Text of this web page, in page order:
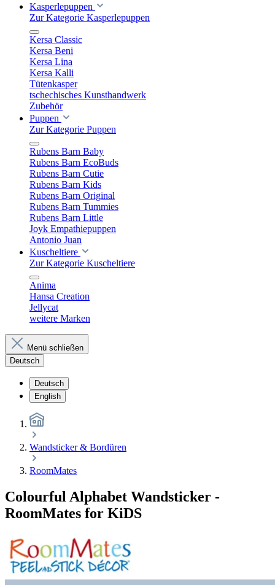
Kasperlepuppen
Zur Kategorie Kasperlepuppen
Kersa Classic
Kersa Beni
Kersa Lina
Kersa Kalli
Tütenkasper
tschechisches Kunsthandwerk
Zubehör
Puppen
Zur Kategorie Puppen
Rubens Barn Baby
Rubens Barn EcoBuds
Rubens Barn Cutie
Rubens Barn Kids
Rubens Barn Original
Rubens Barn Tummies
Rubens Barn Little
Joyk Empathiepuppen
Antonio Juan
Kuscheltiere
Zur Kategorie Kuscheltiere
Anima
Hansa Creation
Jellycat
weitere Marken
Menü schließen
Deutsch
Deutsch
English
Wandsticker & Bordüren
RoomMates
Colourful Alphabet Wandsticker -
RoomMates for KiDS